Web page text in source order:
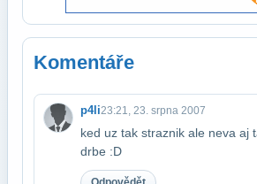
Komentáře
p4li23:21, 23. srpna 2007
ked uz tak straznik ale neva aj
drbe :D